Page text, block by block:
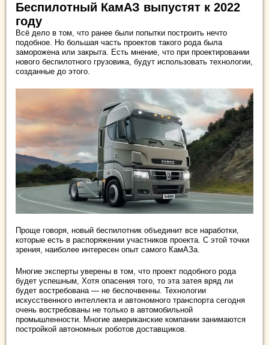
Беспилотный КамАЗ выпустят к 2022
году
Всё дело в том, что ранее были попытки построить нечто
подобное. Но большая часть проектов такого рода была
заморожена или закрыта. Есть мнение, что при проектировании
нового беспилотного грузовика, будут использовать технологии,
созданные до этого.
Проще говоря, новый беспилотник объединит все наработки,
которые есть в распоряжении участников проекта. С этой точки
зрения, наиболее интересен опыт самого КамАЗа.
Многие эксперты уверены в том, что проект подобного рода
будет успешным, Хотя опасения того, то эта затея вряд ли
будет востребована — не беспочвенны. Технологии
искусственного интеллекта и автономного транспорта сегодня
очень востребованы не только в автомобильной
промышленности. Многие американские компании занимаются
постройкой автономных роботов доставщиков.